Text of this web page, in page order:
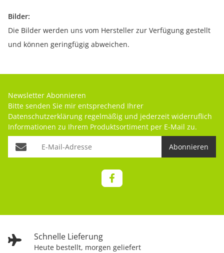
Bilder:
Die Bilder werden uns vom Hersteller zur Verfügung gestellt
und können geringfügig abweichen.
Schnelle Lieferung
Heute bestellt, morgen geliefert
Newsletter Abonnieren
Bitte senden Sie mir entsprechend Ihrer
Datenschutzerklärung regelmäßig und jederzeit widerruflich
Informationen zu Ihrem Produktsortiment per E-Mail zu.
Abonnieren